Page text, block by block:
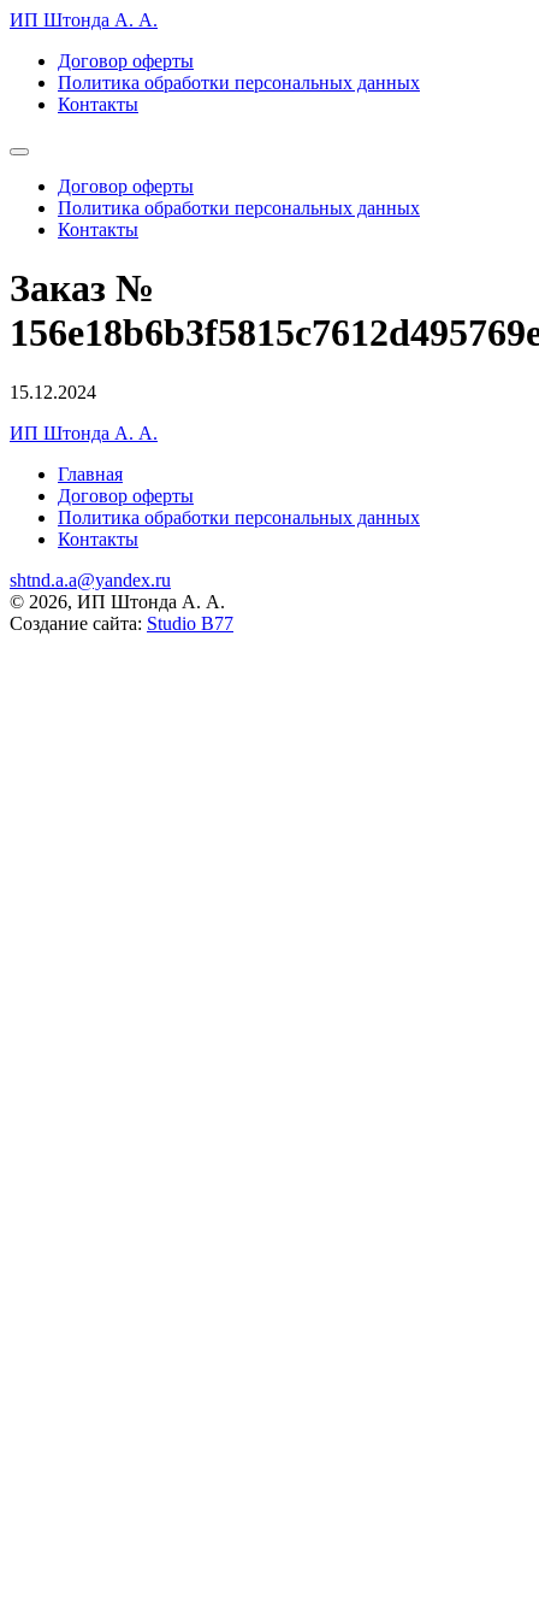
ИП Штонда А. А.
Договор оферты
Политика обработки персональных данных
Контакты
Договор оферты
Политика обработки персональных данных
Контакты
Заказ №
15.12.2024
ИП Штонда А. А.
Главная
Договор оферты
Политика обработки персональных данных
Контакты
shtnd.a.a@yandex.ru
© 2026, ИП Штонда А. А.
Создание сайта: Studio B77